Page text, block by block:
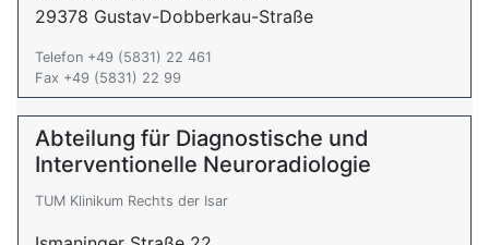
29378 Gustav-Dobberkau-Straße
Telefon +49 (5831) 22 461
Fax +49 (5831) 22 99
Abteilung für Diagnostische und
Interventionelle Neuroradiologie
TUM Klinikum Rechts der Isar